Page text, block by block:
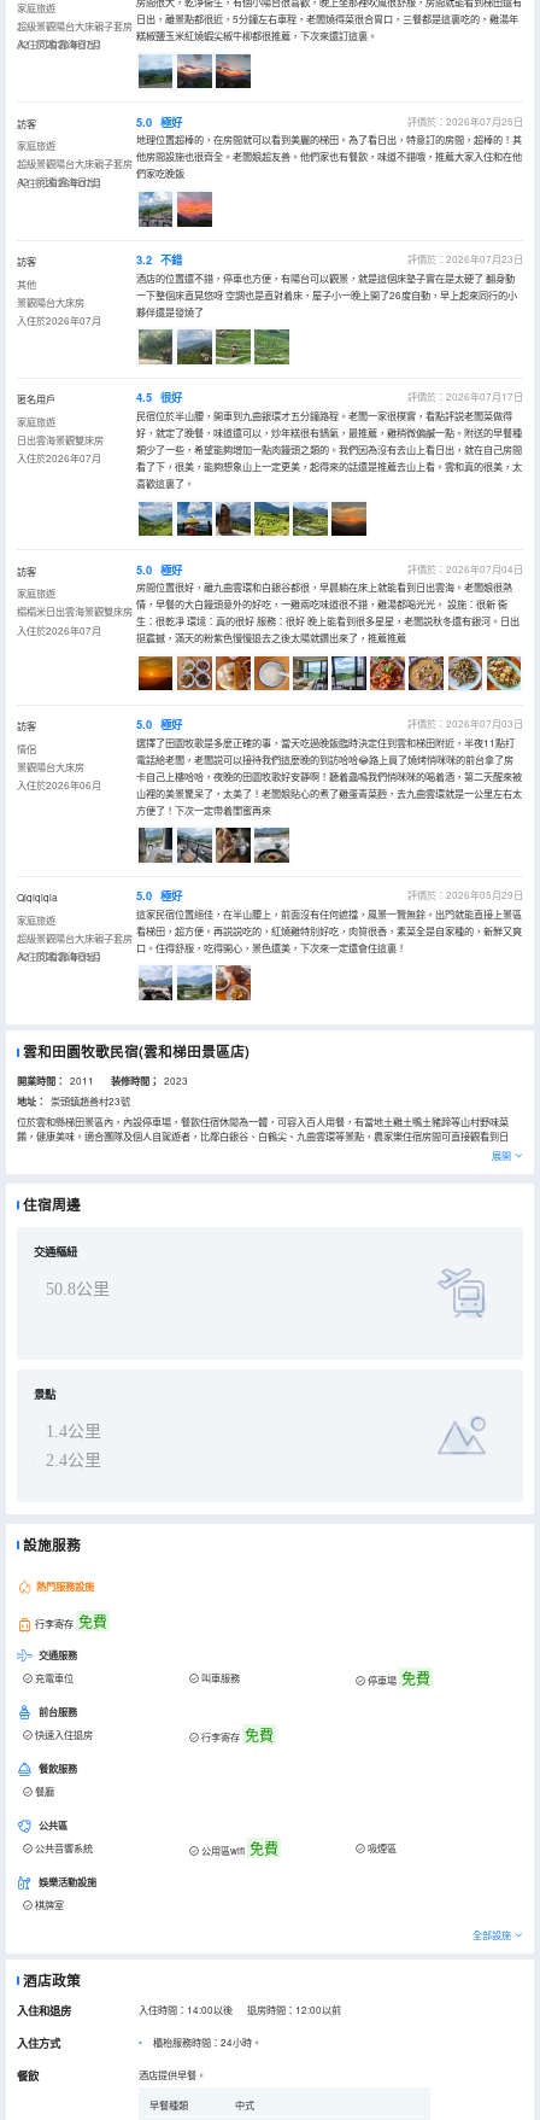
家庭旅遊
超級景觀陽台大床親子套房
A2（可看雲海日出）
入住於2026年07月
日出，離景點都很近，5分鐘左右車程，老闆燒得菜很合胃口，三餐都是這裏吃的，雞湯年
糕椒鹽玉米紅燒蝦尖椒牛柳都很推薦，下次來還訂這裏。
訪客
家庭旅遊
超級景觀陽台大床親子套房
A2（可看雲海日出）
入住於2026年07月
5.0 極好
評價於：2026年07月25日
地理位置超棒的，在房間就可以看到美麗的梯田。為了看日出，特意訂的房間，超棒的！其
他房間設施也很齊全。老闆娘超友善。他們家也有餐飲，味道不錯哦，推薦大家入住和在他
們家吃晚飯
訪客
其他
景觀陽台大床房
入住於2026年07月
3.2 不錯
評價於：2026年07月23日
酒店的位置還不錯，停車也方便，有陽台可以觀景，就是這個床墊子實在是太硬了 翻身動
一下整個床直晃悠呀 空調也是直對着床，屋子小一晚上開了26度自動，早上起來同行的小
夥伴還是發燒了
匿名用戶
家庭旅遊
日出雲海景觀雙床房
入住於2026年07月
4.5 很好
評價於：2026年07月17日
民宿位於半山腰，開車到九曲銀環才五分鐘路程。老闆一家很樸實，看點評説老闆菜做得
好，就定了晚餐，味道還可以，炒年糕很有鍋氣，最推薦，雞稍微偏鹹一點。附送的早餐種
類少了一些，希望能夠增加一點肉饅頭之類的。我們因為沒有去山上看日出，就在自己房間
看了下，很美，能夠想象山上一定更美，起得來的話還是推薦去山上看。雲和真的很美，太
喜歡這裏了。
訪客
家庭旅遊
榻榻米日出雲海景觀雙床房
入住於2026年07月
5.0 極好
評價於：2026年07月04日
房間位置很好，離九曲雲環和白銀谷都很，早晨躺在床上就能看到日出雲海。老闆娘很熱
情，早餐的大白饅頭意外的好吃，一雞兩吃味道很不錯，雞湯都喝光光。 設施：很新 衞
生：很乾凈 環境：真的很好 服務：很好 晚上能看到很多星星，老闆説秋冬還有銀河。日出
挺震撼，滿天的粉紫色慢慢退去之後太陽就鑽出來了，推薦推薦
訪客
情侶
景觀陽台大床房
入住於2026年06月
5.0 極好
評價於：2026年07月03日
選擇了田園牧歌是多麼正確的事，當天吃過晚飯臨時決定住到雲和梯田附近，半夜11點打
電話給老闆，老闆説可以接待我們這麼晚的到訪哈哈😂路上買了燒烤悄咪咪的前台拿了房
卡自己上樓哈哈，夜晚的田園牧歌好安靜啊！聽着蟲鳴我們悄咪咪的喝着酒，第二天醒來被
山裡的美景驚呆了，太美了！老闆娘貼心的煮了雞蛋青菜麪，去九曲雲環就是一公里左右太
方便了！下次一定帶着閨蜜再來
Qiqiqiqia
家庭旅遊
超級景觀陽台大床親子套房
A2（可看雲海日出）
入住於2026年05月
5.0 極好
評價於：2026年05月29日
這家民宿位置絕佳，在半山腰上，前面沒有任何遮擋，風景一覽無餘。出門就能直接上景區
看梯田，超方便。再説説吃的，紅燒雞特別好吃，肉質很香，素菜全是自家種的，新鮮又爽
口。住得舒服，吃得開心，景色還美，下次來一定還會住這裏！
雲和田園牧歌民宿(雲和梯田景區店)
開業時間： 2011 装修時間； 2023
地址：
崇頭鎮趙善村23號
位於雲和縣梯田景區內，內設停車場，餐飲住宿休閒為一體，可容入百人用餐，有當地土雞土鴨土豬蹄等山村野味菜
餚，健康美味。適合團隊及個人自駕遊者，比鄰白銀谷、白鶴尖、九曲雲環等景點，農家樂住宿房間可直接觀看到日
客棧每個房型都各不相同，房間設施齊備，温馨雅緻、古樸自然，超大玻璃窗，採光極好。獨立高檔衞浴，電視。24小
展開
住宿周邊
交通樞紐
50.8公里
景點
1.4公里
2.4公里
設施服務
熱門服務設施
行李寄存 免費
交通服務
充電車位 叫車服務 停車場 免費
前台服務
快速入住退房 行李寄存 免費
餐飲服務
餐廳
公共區
公共音響系統 公用區wifi 免費 吸煙區
娛樂活動設施
棋牌室
全部設施
酒店政策
入住和退房 入住時間：14:00以後 退房時間：12:00以前
入住方式 櫃枱服務時間：24小時。
餐飲 酒店提供早餐。
早餐種類
中式